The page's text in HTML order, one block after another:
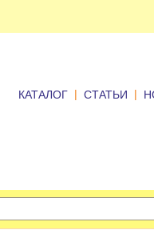
КАТАЛОГ | СТАТЬИ |